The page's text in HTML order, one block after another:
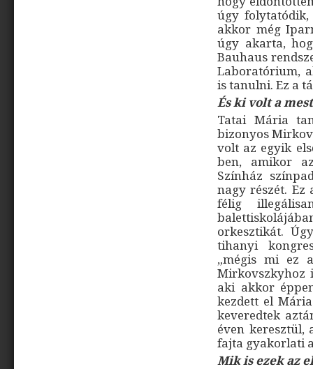
úgy folytatódik,
akkor még
úgy akarta,
Bauhaus
Laboratórium,
is tanulni. Ez a
És ki volt a
Tatai Mária
bizonyos
volt az egyik
ben, amikor
Színház
nagy részét. Ez
félig
orkesztikát.
tihanyi
„mégis mi ez
Mirkovszkyhoz
aki akkor
kezdett el
keveredtek
éven keresztül,
fajta gyakorlati
Mik is ezek az